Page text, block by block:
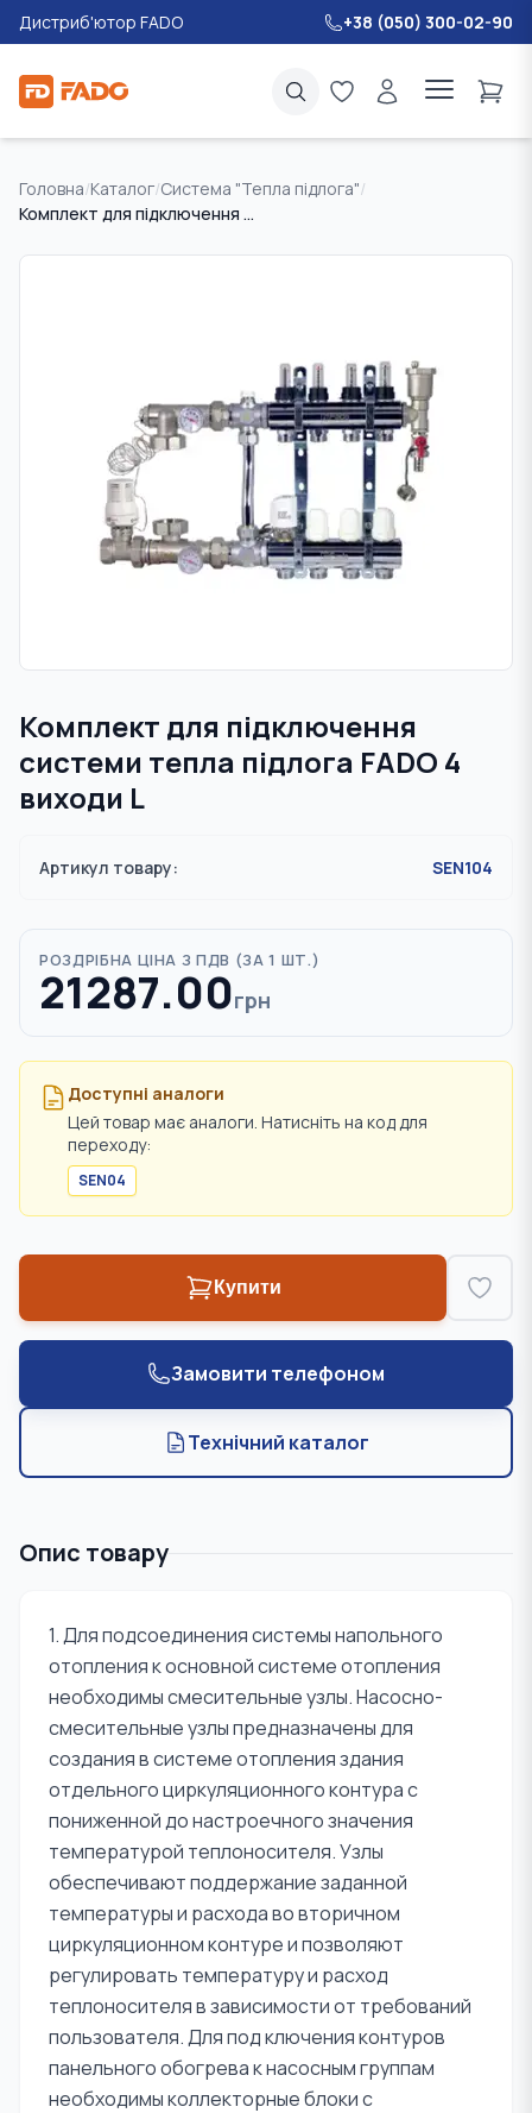
Дистриб'ютор FADO +38 (050) 300-02-90
Головна/Каталог/Система "Тепла підлога"/
Комплект для підключення системи тепла підлога FADO 4 виходи L
Комплект для підключення
системи тепла підлога FADO 4
виходи L
Артикул товару: SEN104
РОЗДРІБНА ЦІНА З ПДВ (ЗА 1 ШТ.)
21287.00грн
Доступні аналоги
Цей товар має аналоги. Натисніть на код для
переходу:
SEN04
Купити
Замовити телефоном
Технічний каталог
Опис товару
1. Для подсоединения системы напольного
отопления к основной системе отопления
необходимы смесительные узлы. Насосно-
смесительные узлы предназначены для
создания в системе отопления здания
отдельного циркуляционного контура с
пониженной до настроечного значения
температурой теплоносителя. Узлы
обеспечивают поддержание заданной
температуры и расхода во вторичном
циркуляционном контуре и позволяют
регулировать температуру и расход
теплоносителя в зависимости от требований
пользователя. Для под ключения контуров
панельного обогрева к насосным группам
необходимы коллекторные блоки с